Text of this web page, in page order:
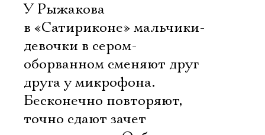
У Рыжакова
в «Сатириконе» мальчики-
девочки в сером-
оборванном сменяют друг
друга у микрофона.
Бесконечно повторяют,
точно сдают зачет